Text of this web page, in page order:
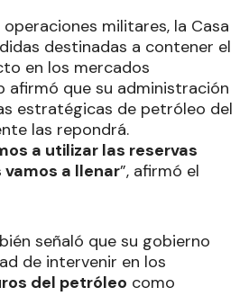
militares, la Casa
destinadas a contener el
en los mercados
afirmó que su administración
estratégicas de petróleo del
las repondrá.
a utilizar las reservas
a llenar”, afirmó el
señaló que su gobierno
de intervenir en los
del petróleo como